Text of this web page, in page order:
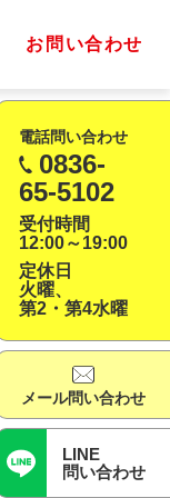
お問い合わせ
電話問い合わせ
0836-
65-5102
受付時間
12:00～19:00
定休日
火曜、
第2・第4水曜
メール問い合わせ
LINE
問い合わせ